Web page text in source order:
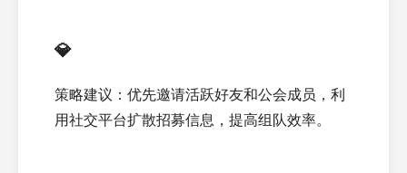
💎
策略建议：优先邀请活跃好友和公会成员，利
用社交平台扩散招募信息，提高组队效率。